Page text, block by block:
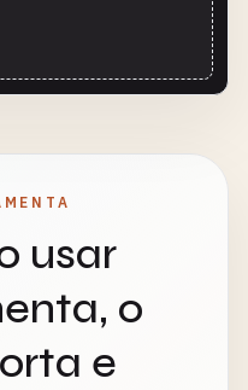
usar
o
e